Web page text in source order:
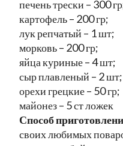
печень трески – 300
картофель – 200 гр;
лук репчатый – 1 шт;
морковь – 200 гр;
яйца куриные – 4 шт;
сыр плавленый – 2 шт;
орехи грецкие – 50 гр;
майонез – 5 ст ложек
Способ
своих любимых